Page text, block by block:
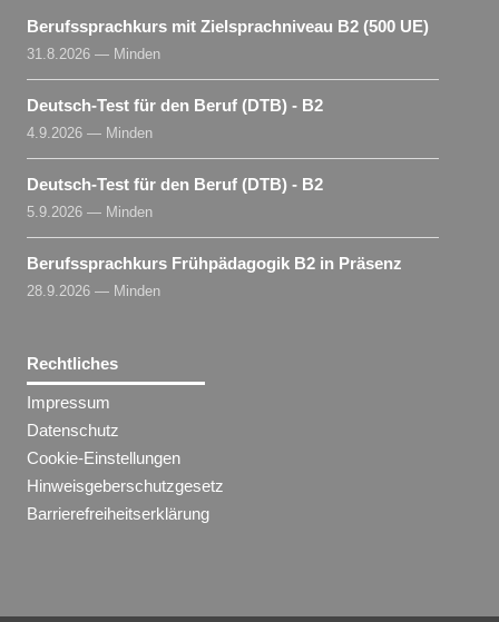
Berufssprachkurs mit Zielsprachniveau B2 (500 UE)
31.8.2026 — Minden
Deutsch-Test für den Beruf (DTB) - B2
4.9.2026 — Minden
Deutsch-Test für den Beruf (DTB) - B2
5.9.2026 — Minden
Berufssprachkurs Frühpädagogik B2 in Präsenz
28.9.2026 — Minden
Rechtliches
Impressum
Datenschutz
Cookie-Einstellungen
Hinweisgeberschutzgesetz
Barrierefreiheitserklärung